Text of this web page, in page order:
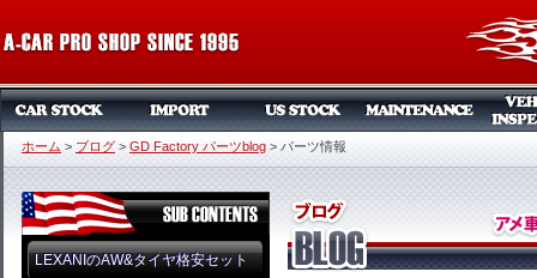
ホーム > ブログ > GD Factory パーツblog > パーツ情報
LEXANIのAW&タイヤ格安セット